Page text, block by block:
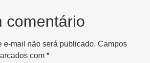
comentário
e-mail não será publicado. Campos
com *